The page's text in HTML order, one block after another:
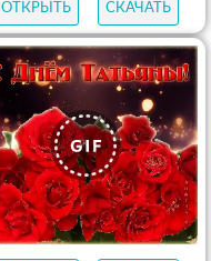
ОТКРЫТЬ СКАЧАТЬ